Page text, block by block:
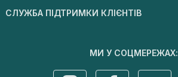
СЛУЖБА ПІДТРИМКИ КЛІЄНТІВ
МИ У СОЦМЕРЕЖАХ: